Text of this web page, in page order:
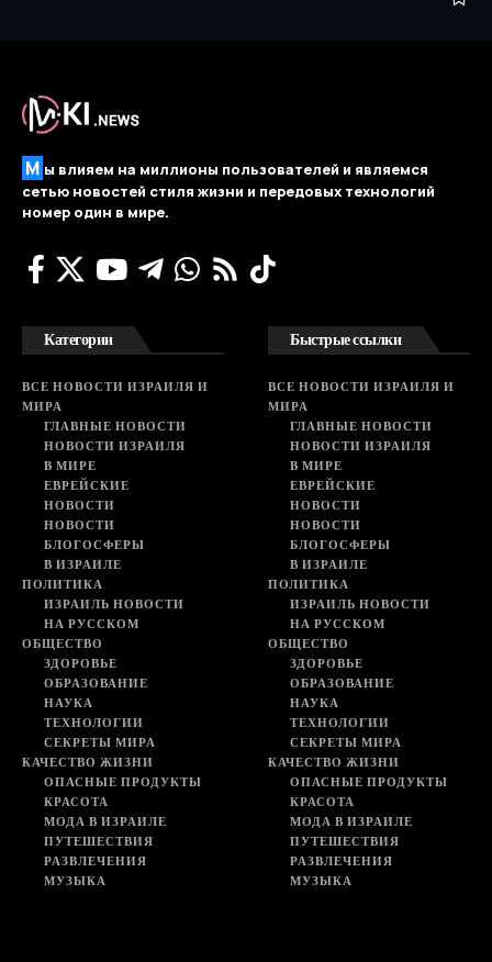
М ы влияем на миллионы пользователей и являемся
сетью новостей стиля жизни и передовых технологий
номер один в мире.
Категории
ВСЕ НОВОСТИ ИЗРАИЛЯ И
МИРА
ГЛАВНЫЕ НОВОСТИ
НОВОСТИ ИЗРАИЛЯ
В МИРЕ
ЕВРЕЙСКИЕ
НОВОСТИ
НОВОСТИ
БЛОГОСФЕРЫ
В ИЗРАИЛЕ
ПОЛИТИКА
ИЗРАИЛЬ НОВОСТИ
НА РУССКОМ
ОБЩЕСТВО
ЗДОРОВЬЕ
ОБРАЗОВАНИЕ
НАУКА
ТЕХНОЛОГИИ
СЕКРЕТЫ МИРА
КАЧЕСТВО ЖИЗНИ
ОПАСНЫЕ ПРОДУКТЫ
КРАСОТА
МОДА В ИЗРАИЛЕ
ПУТЕШЕСТВИЯ
РАЗВЛЕЧЕНИЯ
МУЗЫКА
Быстрые ссылки
ВСЕ НОВОСТИ ИЗРАИЛЯ И
МИРА
ГЛАВНЫЕ НОВОСТИ
НОВОСТИ ИЗРАИЛЯ
В МИРЕ
ЕВРЕЙСКИЕ
НОВОСТИ
НОВОСТИ
БЛОГОСФЕРЫ
В ИЗРАИЛЕ
ПОЛИТИКА
ИЗРАИЛЬ НОВОСТИ
НА РУССКОМ
ОБЩЕСТВО
ЗДОРОВЬЕ
ОБРАЗОВАНИЕ
НАУКА
ТЕХНОЛОГИИ
СЕКРЕТЫ МИРА
КАЧЕСТВО ЖИЗНИ
ОПАСНЫЕ ПРОДУКТЫ
КРАСОТА
МОДА В ИЗРАИЛЕ
ПУТЕШЕСТВИЯ
РАЗВЛЕЧЕНИЯ
МУЗЫКА